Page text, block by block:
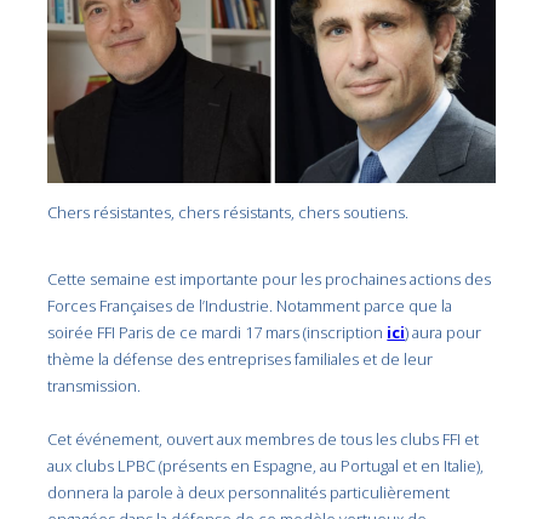
Chers résistantes, chers résistants, chers soutiens.
Cette semaine est importante pour les prochaines actions des
Forces Françaises de l’Industrie. Notamment parce que la
soirée FFI Paris de ce mardi 17 mars (inscription ici) aura pour
thème la défense des entreprises familiales et de leur
transmission.
Cet événement, ouvert aux membres de tous les clubs FFI et
aux clubs LPBC (présents en Espagne, au Portugal et en Italie),
donnera la parole à deux personnalités particulièrement